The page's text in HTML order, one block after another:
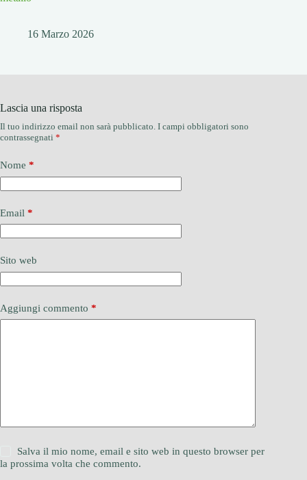
16 Marzo 2026
Lascia una risposta
Il tuo indirizzo email non sarà pubblicato. I campi obbligatori sono
contrassegnati *
Nome *
Email *
Sito web
Aggiungi commento *
Salva il mio nome, email e sito web in questo browser per
la prossima volta che commento.